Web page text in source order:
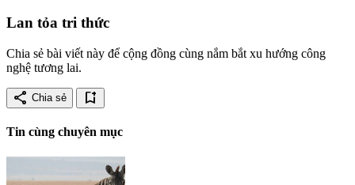
Lan tỏa tri thức
Chia sẻ bài viết này để cộng đồng cùng nắm bắt xu hướng công
nghệ tương lai.
share Chia sẻ bookmark_add
Tin cùng chuyên mục